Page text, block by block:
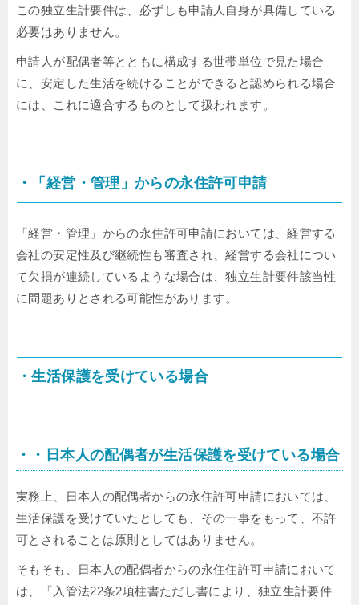
この独立生計要件は、必ずしも申請人自身が具備している
必要はありません。
申請人が配偶者等とともに構成する世帯単位で見た場合
に、安定した生活を続けることができると認められる場合
には、これに適合するものとして扱われます。
・「経営・管理」からの永住許可申請
「経営・管理」からの永住許可申請においては、経営する
会社の安定性及び継続性も審査され、経営する会社につい
て欠損が連続しているような場合は、独立生計要件該当性
に問題ありとされる可能性があります。
・生活保護を受けている場合
・・日本人の配偶者が生活保護を受けている場合
実務上、日本人の配偶者からの永住許可申請においては、
生活保護を受けていたとしても、その一事をもって、不許
可とされることは原則としてはありません。
そもそも、日本人の配偶者からの永住住許可申請において
は、「入管法22条2項柱書ただし書により、独立生計要件